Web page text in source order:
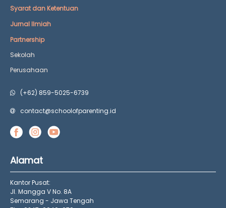
Syarat dan Ketentuan
Jurnal Ilmiah
Partnership
Sekolah
Perusahaan
(+62) 859-5025-6739
contact@schoolofparenting.id
Alamat
Kantor Pusat:
Jl. Mangga V No. 8A
Semarang - Jawa Tengah